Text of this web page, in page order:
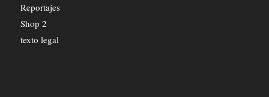
Reportajes
Shop 2
texto legal